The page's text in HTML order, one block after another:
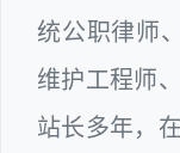
统公职律师
维护工程师
站长多年，